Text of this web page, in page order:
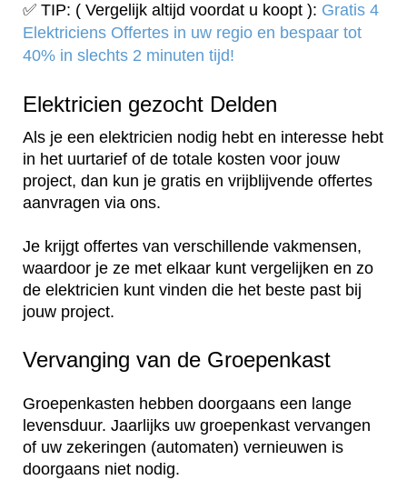
✅ TIP: ( Vergelijk altijd voordat u koopt ): Gratis 4
Elektriciens Offertes in uw regio en bespaar tot
40% in slechts 2 minuten tijd!
Elektricien gezocht Delden
Als je een elektricien nodig hebt en interesse hebt
in het uurtarief of de totale kosten voor jouw
project, dan kun je gratis en vrijblijvende offertes
aanvragen via ons.
Je krijgt offertes van verschillende vakmensen,
waardoor je ze met elkaar kunt vergelijken en zo
de elektricien kunt vinden die het beste past bij
jouw project.
Vervanging van de Groepenkast
Groepenkasten hebben doorgaans een lange
levensduur. Jaarlijks uw groepenkast vervangen
of uw zekeringen (automaten) vernieuwen is
doorgaans niet nodig.